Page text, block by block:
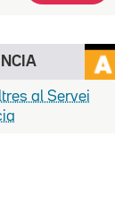
al Servei